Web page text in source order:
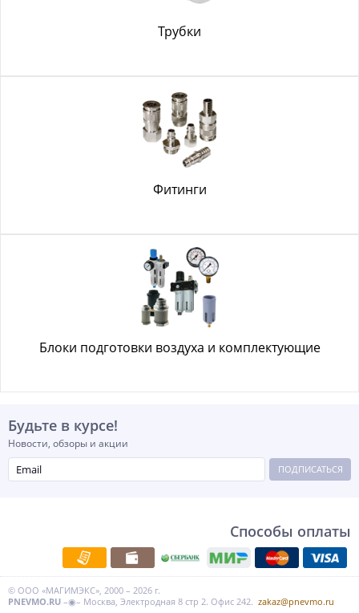
Трубки
Фитинги
Блоки подготовки воздуха и комплектующие
Будьте в курсе!
Новости, обзоры и акции
ПОДПИСАТЬСЯ
Способы оплаты
© ООО «МАГИМЭКС», 2000 – 2026 г.
PNEVMO.RU –◉– Москва, Электродная 8 стр 2. Офис 242. zakaz@pnevmo.ru